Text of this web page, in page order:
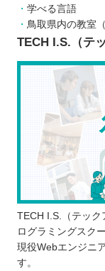
ス
受
プログラ
就
一
わ
勉
実
プログラ
費
学
就
学べる言語
鳥取県内の教室
TECH I.S.（テ
TECH I.S.（テック
ログラミングスク
現役Webエンジニ
す。